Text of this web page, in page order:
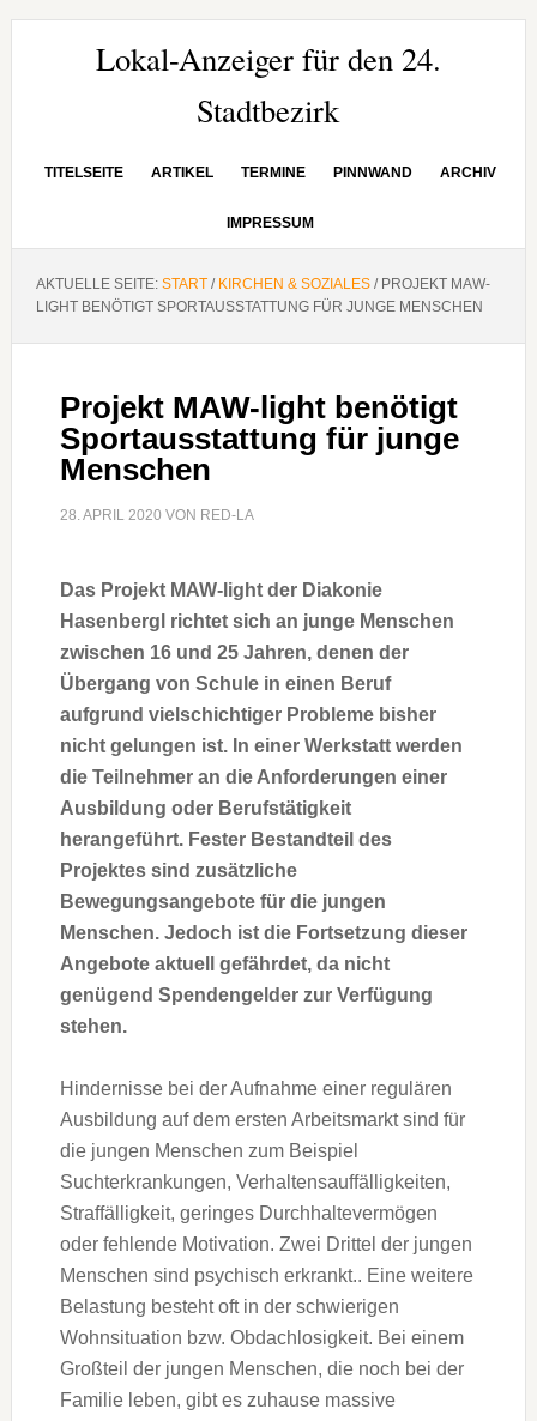
Hauptnavigation
SeitenspalteLokal-Anzeiger für den 24.
Stadtbezirk
TITELSEITE ARTIKEL TERMINE PINNWAND ARCHIV
IMPRESSUM
AKTUELLE SEITE: START / KIRCHEN & SOZIALES /PROJEKT MAW-
LIGHT BENÖTIGT SPORTAUSSTATTUNG FÜR JUNGE MENSCHEN
Projekt MAW-light benötigt
Sportausstattung für junge
Menschen
28. APRIL 2020 VON RED-LA
Das Projekt MAW-light der Diakonie
Hasenbergl richtet sich an junge Menschen
zwischen 16 und 25 Jahren, denen der
Übergang von Schule in einen Beruf
aufgrund vielschichtiger Probleme bisher
nicht gelungen ist. In einer Werkstatt werden
die Teilnehmer an die Anforderungen einer
Ausbildung oder Berufstätigkeit
herangeführt. Fester Bestandteil des
Projektes sind zusätzliche
Bewegungsangebote für die jungen
Menschen. Jedoch ist die Fortsetzung dieser
Angebote aktuell gefährdet, da nicht
genügend Spendengelder zur Verfügung
stehen.
Hindernisse bei der Aufnahme einer regulären
Ausbildung auf dem ersten Arbeitsmarkt sind für
die jungen Menschen zum Beispiel
Suchterkrankungen, Verhaltensauffälligkeiten,
Straffälligkeit, geringes Durchhaltevermögen
oder fehlende Motivation. Zwei Drittel der jungen
Menschen sind psychisch erkrankt.. Eine weitere
Belastung besteht oft in der schwierigen
Wohnsituation bzw. Obdachlosigkeit. Bei einem
Großteil der jungen Menschen, die noch bei der
Familie leben, gibt es zuhause massive